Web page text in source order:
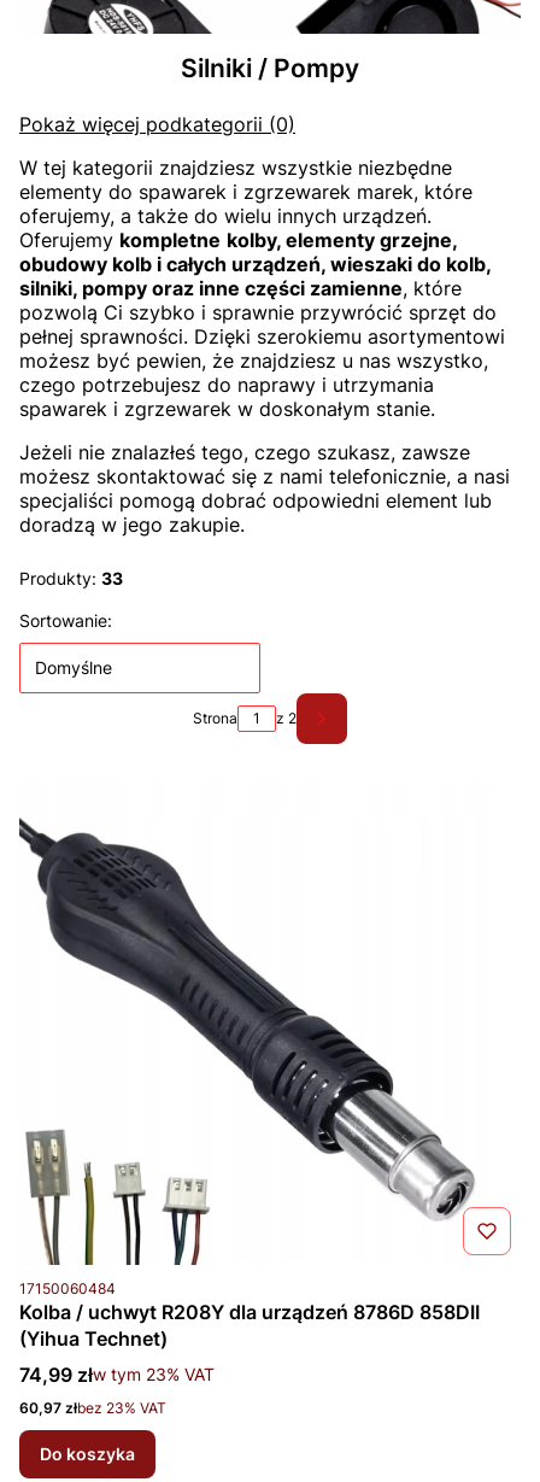
Silniki / Pompy
Pokaż więcej podkategorii (0)
W tej kategorii znajdziesz wszystkie niezbędne
elementy do spawarek i zgrzewarek marek, które
oferujemy, a także do wielu innych urządzeń.
Oferujemy kompletne kolby, elementy grzejne,
obudowy kolb i całych urządzeń, wieszaki do kolb,
silniki, pompy oraz inne części zamienne, które
pozwolą Ci szybko i sprawnie przywrócić sprzęt do
pełnej sprawności. Dzięki szerokiemu asortymentowi
możesz być pewien, że znajdziesz u nas wszystko,
czego potrzebujesz do naprawy i utrzymania
spawarek i zgrzewarek w doskonałym stanie.
Jeżeli nie znalazłeś tego, czego szukasz, zawsze
możesz skontaktować się z nami telefonicznie, a nasi
specjaliści pomogą dobrać odpowiedni element lub
doradzą w jego zakupie.
Produkty: 33
Lista produktów
Sortowanie:
Domyślne
Strona z 2 Następne produkty
Kod produktu
17150060484
Kolba / uchwyt R208Y dla urządzeń 8786D 858DII
(Yihua Technet)
Cena brutto
74,99 złw tym %s VAT
w tym 23% VAT
Cena netto
60,97 złbez 23% VAT
Do koszyka